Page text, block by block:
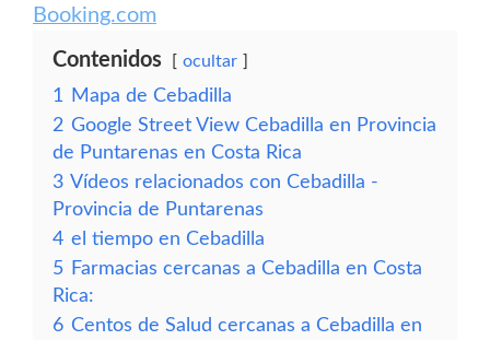
Booking.com
Contenidos ocultar
1
Mapa de Cebadilla
2 Google Street View Cebadilla en Provincia
de Puntarenas en Costa Rica
3 Vídeos relacionados con Cebadilla -
Provincia de Puntarenas
4 el tiempo en Cebadilla
5 Farmacias cercanas a Cebadilla en Costa
Rica:
6 Centos de Salud cercanas a Cebadilla en